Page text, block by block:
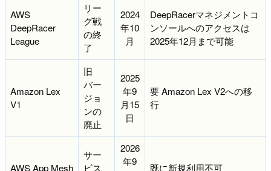
AWS
DeepRacer
League
リー
グ戦
の終
了
2024
年10
月
DeepRacerマネジメントコ
ンソールへのアクセスは
2025年12月まで可能
Amazon Lex
V1
旧
バー
ジョ
ンの
廃止
2025
年9
月15
日
要 Amazon Lex V2への移
行
AWS App Mesh
サー
ビス
2026
年9
既に新規利用不可